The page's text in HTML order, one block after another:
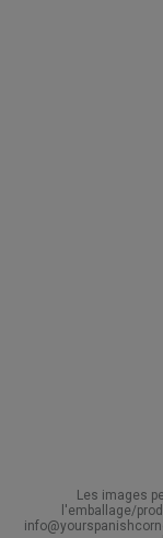
Les images
l'emballage/